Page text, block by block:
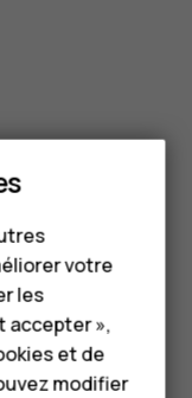
votre
les
accepter »,
et de
modifier